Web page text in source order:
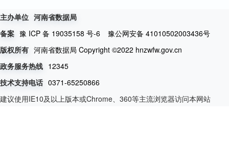
主办单位 河南省数据局
备案 豫 ICP 备 19035158 号-6 豫公网安备 41010502003436号
版权所有 河南省数据局 Copyright ©2022 hnzwfw.gov.cn
政务服务热线 12345
技术支持电话
0371-65250866
建议使用IE10及以上版本或Chrome、360等主流浏览器访问本网站